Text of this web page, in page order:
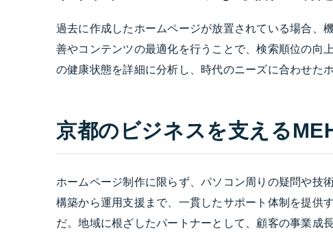
過去に作成したホームページが放置されている場合、
善やコンテンツの最適化を行うことで、検索順位の向
の健康状態を詳細に分析し、時代のニーズに合わせた
京都のビジネスを支える
ホームページ制作に限らず、パソコン周りの疑問や技
構築から運用支援まで、一貫したサポート体制を提供
だ。地域に根ざしたパートナーとして、顧客の事業成